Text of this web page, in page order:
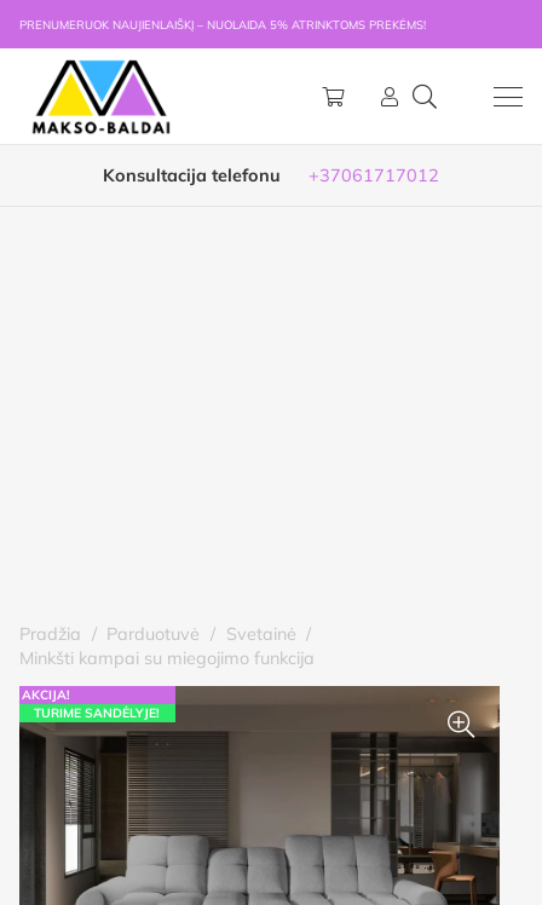
PRENUMERUOK NAUJIENLAIŠKĮ – NUOLAIDA 5% ATRINKTOMS PREKĖMS!
Konsultacija telefonu +37061717012
Pradžia / Parduotuvė / Svetainė /
Minkšti kampai su miegojimo funkcija
AKCIJA!
TURIME SANDĖLYJE!